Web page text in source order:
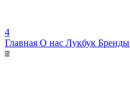
4
Главная О нас Лукбук Бренды